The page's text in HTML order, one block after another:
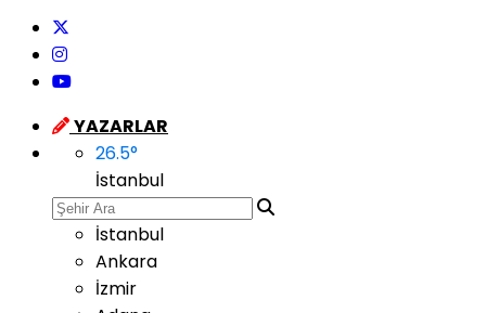
YAZARLAR
26.5°
İstanbul
İstanbul
Ankara
İzmir